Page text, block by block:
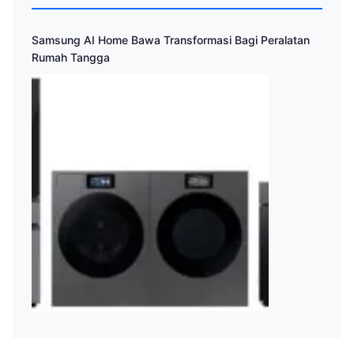
Samsung AI Home Bawa Transformasi Bagi Peralatan
Rumah Tangga